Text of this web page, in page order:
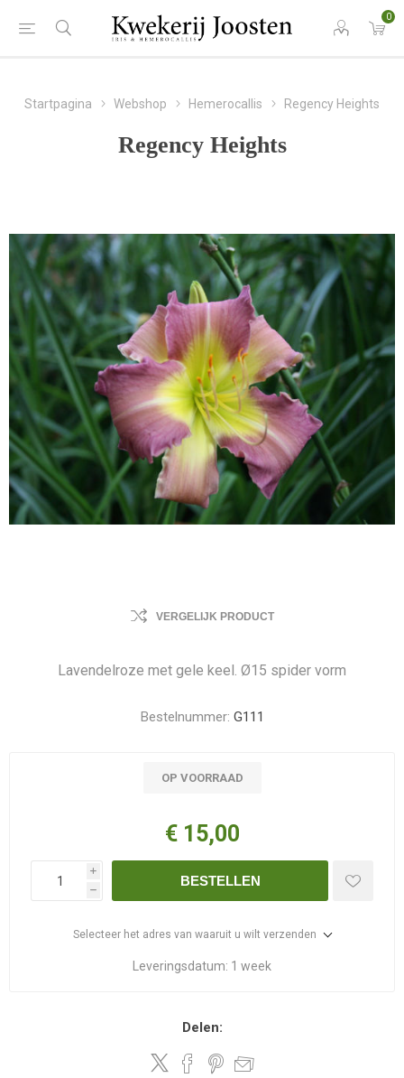
0
Startpagina Webshop Hemerocallis Regency Heights
Regency Heights
VERGELIJK PRODUCT
Lavendelroze met gele keel. Ø15 spider vorm
Bestelnummer: G111
OP VOORRAAD
€ 15,00
i
h
BESTELLEN
Selecteer het adres van waaruit u wilt verzenden
Leveringsdatum: 1 week
Delen: